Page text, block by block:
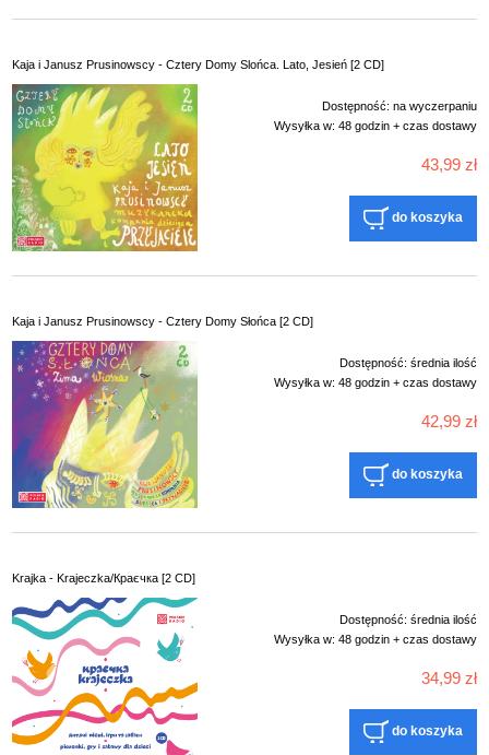
Kaja i Janusz Prusinowscy - Cztery Domy Slońca. Lato, Jesień [2 CD]
Dostępność: na wyczerpaniu
Wysyłka w: 48 godzin + czas dostawy
43,99 zł
do koszyka
Kaja i Janusz Prusinowscy - Cztery Domy Słońca [2 CD]
Dostępność: średnia ilość
Wysyłka w: 48 godzin + czas dostawy
42,99 zł
do koszyka
Krajka - Krajeczka/Краєчка [2 CD]
Dostępność: średnia ilość
Wysyłka w: 48 godzin + czas dostawy
34,99 zł
do koszyka